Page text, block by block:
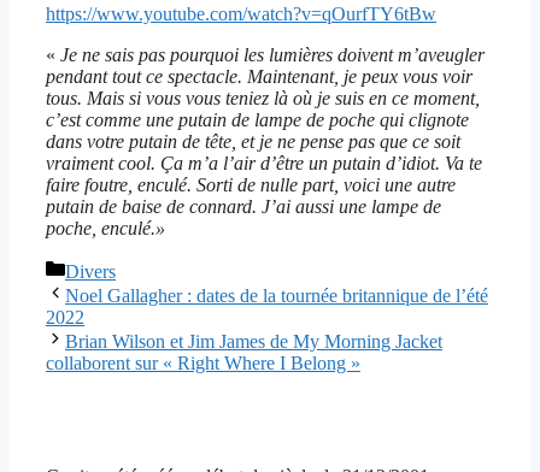
https://www.youtube.com/watch?v=qOurfTY6tBw
« Je ne sais pas pourquoi les lumières doivent m’aveugler
pendant tout ce spectacle. Maintenant, je peux vous voir
tous. Mais si vous vous teniez là où je suis en ce moment,
c’est comme une putain de lampe de poche qui clignote
dans votre putain de tête, et je ne pense pas que ce soit
vraiment cool. Ça m’a l’air d’être un putain d’idiot. Va te
faire foutre, enculé. Sorti de nulle part, voici une autre
putain de baise de connard. J’ai aussi une lampe de
poche, enculé.»
Catégories
Divers
Noel Gallagher : dates de la tournée britannique de l’été
2022
Brian Wilson et Jim James de My Morning Jacket
collaborent sur « Right Where I Belong »